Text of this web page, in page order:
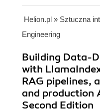
Helion.pl » Sztuczna
Engineering
Building Data-
with
RAG pipelines,
and production
Second Edition